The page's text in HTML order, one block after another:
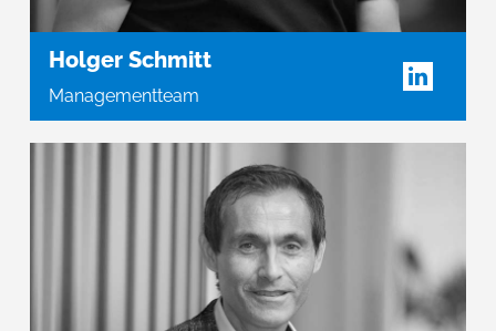
Holger Schmitt
Managementteam